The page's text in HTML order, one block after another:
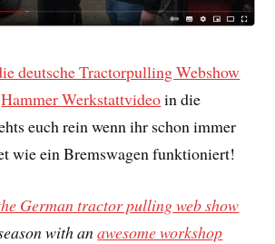
deutsche Tractorpulling Webshow
Hammer Werkstattvideoin die
euch rein wenn ihr schon immer
wie ein Bremswagen funktioniert!
German tractor pulling web show
with anawesome workshop